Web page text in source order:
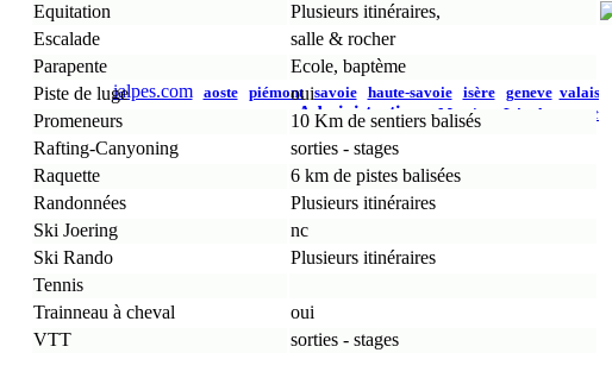
ialpes.com aoste piémont savoie haute-savoie isère geneve valais
Administration Mentions Légales contact
Equitation
Plusieurs itinéraires,
Escalade
salle & rocher
Parapente
Ecole, baptème
Piste de luge
oui
Promeneurs
10 Km de sentiers balisés
Rafting-Canyoning
sorties - stages
Raquette
6 km de pistes balisées
Randonnées
Plusieurs itinéraires
Ski Joering
nc
Ski Rando
Plusieurs itinéraires
Tennis
Trainneau à cheval
oui
VTT
sorties - stages